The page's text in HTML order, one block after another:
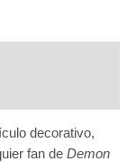
decorativo,
fan de Demon